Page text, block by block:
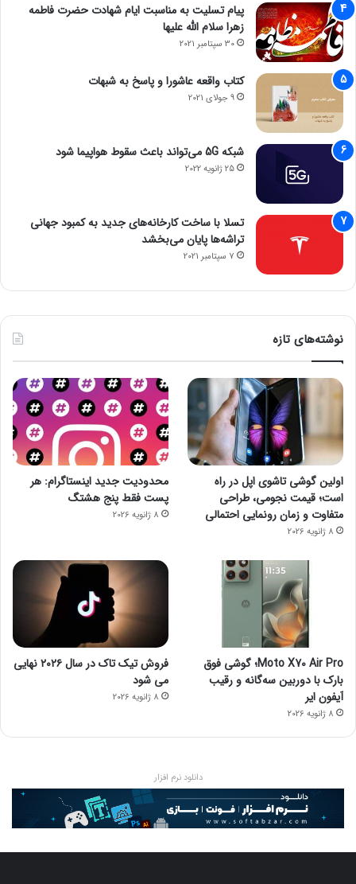
پیام تسلیت به مناسبت ایام شهادت حضرت فاطمه
زهرا سلام الله علیها
30 سپتامبر 2021
کتاب واقعه عاشورا و پاسخ به شبهات
9 جولای 2021
شبکه 5G می‌تواند باعث سقوط هواپیما شود
25 ژانویه 2022
تسلا با ساخت کارخانه‌های جدید به کمبود جهانی
تراشه‌ها پایان می‌بخشد
7 سپتامبر 2021
نوشته‌های تازه
اولین گوشی تاشوی اپل در راه
است؛ قیمت نجومی، طراحی
متفاوت و زمان رونمایی احتمالی
8 ژانویه 2026
محدودیت جدید اینستاگرام: هر
پست فقط پنج هشتگ
8 ژانویه 2026
Moto X70 Air Pro؛ گوشی فوق
بارک با دوربین سه‌گانه و رقیب
آیفون ایر
8 ژانویه 2026
فروش تیک تاک در سال ۲۰۲۶ نهایی
می شود
8 ژانویه 2026
دانلود نرم افزار